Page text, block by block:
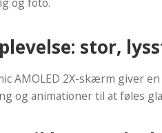
stor,
AMOLED 2X-skærm giver
og animationer til at føles